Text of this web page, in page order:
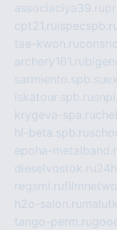
associaciya39.ru
cpt21.ru
tae-kwon.ru
archery161.ru
sarmiento.spb.su
iskatour.spb.ru
krygeva-spa.ru
hl-beta.spb.ru
epoha-
dieselvostok.ru
regsmi.ru
h2o-salon.ru
tango-perm.ru